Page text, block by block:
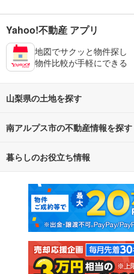
Yahoo!不動産 アプリ
地図でサクッと物件探し
物件比較が手軽にできる
山梨県の土地を探す
路線・駅から探す
通勤・通学時間から探す
南アルプス市の不動産情報を探す
不動産・住宅
新築マンション
新築一戸建て
注文住宅
暮らしのお役立ち情報
マンションカタログ